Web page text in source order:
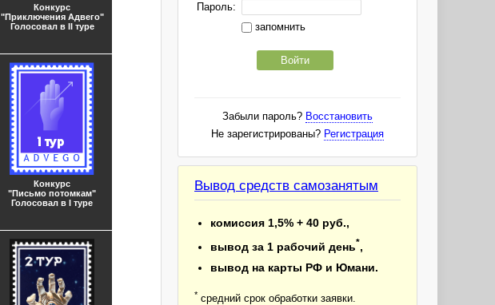
Пароль:
запомнить
Войти
Забыли пароль? Восстановить
Не зарегистрированы? Регистрация
Вывод средств самозанятым
комиссия 1,5% + 40 руб.,
вывод за 1 рабочий день*,
вывод на карты РФ и Юмани.
* средний срок обработки заявки.
Конкурс
"Приключения Адвего"
Голосовал в II туре
Конкурс
"Письмо потомкам"
Голосовал в I туре